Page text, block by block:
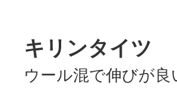
キリンタイツ
ウール混で伸びが